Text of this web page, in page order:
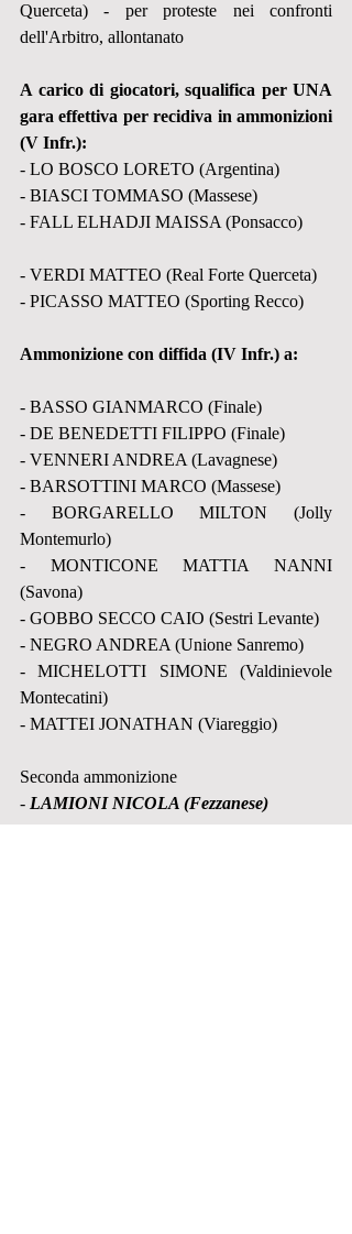
Querceta) - per proteste nei confronti
dell'Arbitro, allontanato
A carico di giocatori, squalifica per UNA
gara effettiva per recidiva in ammonizioni
(V Infr.):
- LO BOSCO LORETO (Argentina)
- BIASCI TOMMASO (Massese)
- FALL ELHADJI MAISSA (Ponsacco)
- VERDI MATTEO (Real Forte Querceta)
- PICASSO MATTEO (Sporting Recco)
Ammonizione con diffida (IV Infr.) a:
- BASSO GIANMARCO (Finale)
- DE BENEDETTI FILIPPO (Finale)
- VENNERI ANDREA (Lavagnese)
- BARSOTTINI MARCO (Massese)
- BORGARELLO MILTON (Jolly
Montemurlo)
- MONTICONE MATTIA NANNI
(Savona)
- GOBBO SECCO CAIO (Sestri Levante)
- NEGRO ANDREA (Unione Sanremo)
- MICHELOTTI SIMONE (Valdinievole
Montecatini)
- MATTEI JONATHAN (Viareggio)
Seconda ammonizione
- LAMIONI NICOLA (Fezzanese)